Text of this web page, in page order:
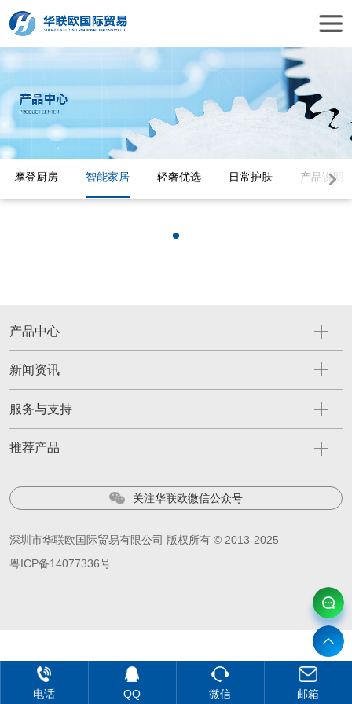
摩登厨房 智能家居 轻奢优选 日常护肤 产品说明
产品中心
新闻资讯
服务与支持
推荐产品
关注华联欧微信公众号
深圳市华联欧国际贸易有限公司 版权所有 © 2013-2025
粤ICP备14077336号
电话 QQ 微信 邮箱